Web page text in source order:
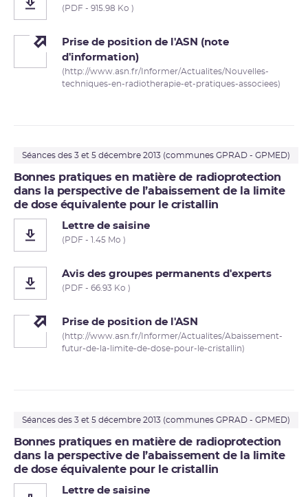
(PDF - 915.98 Ko )
Prise de position de l'ASN (note
d'information)
(http://www.asn.fr/Informer/Actualites/Nouvelles-
techniques-en-radiotherapie-et-pratiques-associees)
Séances des 3 et 5 décembre 2013 (communes GPRAD - GPMED)
Bonnes pratiques en matière de radioprotection
dans la perspective de l’abaissement de la limite
de dose équivalente pour le cristallin
Lettre de saisine
(PDF - 1.45 Mo )
Avis des groupes permanents d'experts
(PDF - 66.93 Ko )
Prise de position de l'ASN
(http://www.asn.fr/Informer/Actualites/Abaissement-
futur-de-la-limite-de-dose-pour-le-cristallin)
Séances des 3 et 5 décembre 2013 (communes GPRAD - GPMED)
Bonnes pratiques en matière de radioprotection
dans la perspective de l’abaissement de la limite
de dose équivalente pour le cristallin
Lettre de saisine